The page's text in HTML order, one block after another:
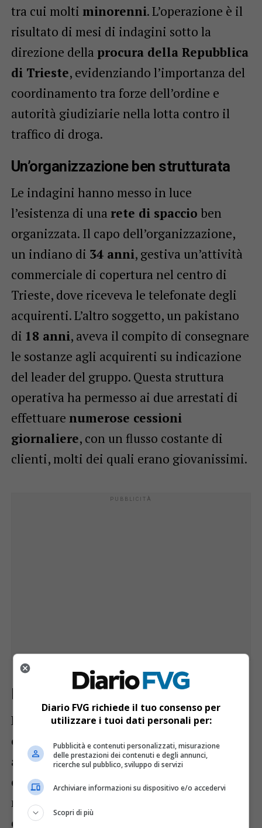
tra cui molti minorenni. L’operazione è il
risultato di mesi di indagini sotto la
direzione della procura della Repubblica
di Trieste, evidenziando l’importanza del
coordinamento tra forze dell’ordine e
autorità giudiziarie nella lotta contro il
traffico di droga.
Un’organizzazione ben strutturata
Le indagini hanno messo in luce
l’esistenza di una rete di spaccio ben
organizzata. Il capo dell’organizzazione,
un indiano di 34 anni, gestiva un’attività
commerciale di copertura nel centro di
Trieste, dove riceveva le telefonate degli
acquirenti. L’altro soggetto, un pakistano
di 18 anni, aveva il compito di consegnare
le sostanze agli acquirenti su indicazione
del leader del gruppo. Questa struttura
operativa ha permesso ai due arrestati di
effettuare numerose cessioni
giornaliere, con un flusso costante di
clienti, molti dei quali erano giovanissimi.
La scoperta della droga
Durante le perquisizioni domiciliari
effettuate presso le abitazioni dei due
arrestati e all’interno del locale
commerciale, gli agenti della squadra
mobile hanno trovato un ingente
quantitativo di
Diario FVG richiede il tuo consenso per
utilizzare i tuoi dati personali per:
Pubblicità e contenuti personalizzati, misurazione
delle prestazioni dei contenuti e degli annunci,
ricerche sul pubblico, sviluppo di servizi
Archiviare informazioni su dispositivo e/o accedervi
Scopri di più